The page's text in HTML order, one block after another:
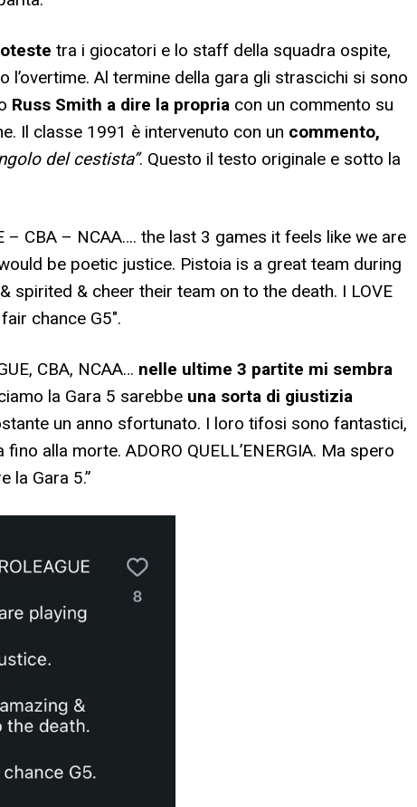
tra i giocatori e lo staff della squadra ospite,
Al termine della gara gli strascichi si sono
Russ Smith a dire la propria con un commento su
Il classe 1991 è intervenuto con un commento,
del cestista”. Questo il testo originale e sotto la
– CBA – NCAA…. the last 3 games it feels like we are
be poetic justice. Pistoia is a great team during
spirited & cheer their team on to the death. I LOVE
chance G5″.
CBA, NCAA… nelle ultime 3 partite mi sembra
la Gara 5 sarebbe una sorta di giustizia
un anno sfortunato. I loro tifosi sono fantastici,
alla morte. ADORO QUELL’ENERGIA. Ma spero
la Gara 5.”